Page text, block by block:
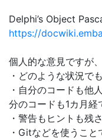
Delphi’s Object
https://
個人的な意見ですが、
・どのような状況で
・自分のコードも他
分のコードも1カ月経
・警告もヒントも残
・Gitなどを使うこ